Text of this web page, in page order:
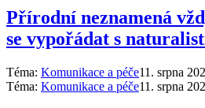
Přírodní neznamená
se vypořádat s
Téma: Komunikace a péče11. srpna
Téma: Komunikace a péče11. srpna